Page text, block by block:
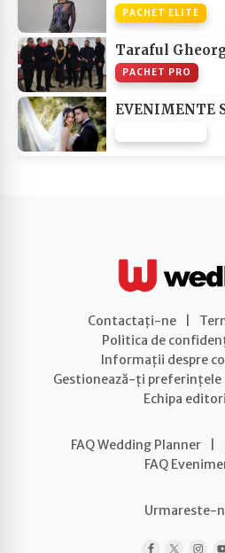
PACHET ELITE
Taraful
PACHET PRO
EVENIMENTE
Contactați-ne
Politica de
Informații despre
Gestionează-ți preferințele
Echipa
FAQ Wedding Planner
FAQ
Urmareste-